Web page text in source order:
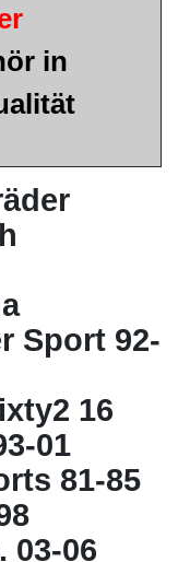
in
Sport 92-
16
01
81-85
03-06